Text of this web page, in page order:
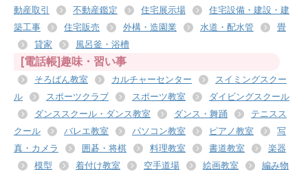
動産取引
不動産鑑定 住宅展示場
住宅設備・建設・建
築工事
住宅販売 外構・造園業 水道・配水管
畳
貸家
風呂釜・浴槽
[電話帳]趣味・習い事
そろばん教室 カルチャーセンター
スイミングスクー
ル
スポーツクラブ スポーツ教室
ダイビングスクール
ダンススクール・ダンス教室
ダンス・舞踊
テニスス
クール
バレエ教室 パソコン教室 ピアノ教室
写
真・カメラ
囲碁・将棋 料理教室 書道教室
楽器
模型
着付け教室 空手道場 絵画教室
編み物